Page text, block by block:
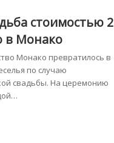
стоимостью 2
в Монако
Монако превратилось в
по случаю
свадьбы. На церемонию